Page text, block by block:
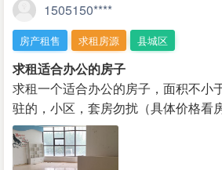
1505150****
房产租售 求租房源 县城区
求租适合办公的房子
求租一个适合办公的房子，面积不小
驻的，小区，套房勿扰（具体价格看